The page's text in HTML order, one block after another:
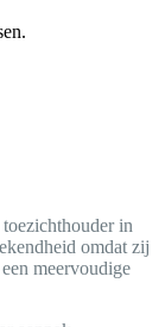
in
omdat zij
meervoudige